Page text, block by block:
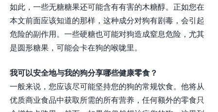
如此，一些无糖糖果还可能含有有害的木糖醇。正如您在
本文前面应该知道的那样，这种成分对狗有剧毒，会引起
危险的副作用。一些硬糖也可能对狗造成窒息危险，尤其
是圆形糖果，可能会卡在狗的喉咙里。
我可以安全地与我的狗分享哪些健康零食？
一般来说，您应该尽可能坚持您的狗的常规饮食。他将从
优质商业食品中获取所需的所有营养，任何额外的零食只